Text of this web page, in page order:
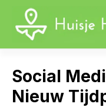
content
Social
Nieuw